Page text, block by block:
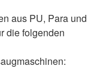
aus PU, Para und
die folgenden